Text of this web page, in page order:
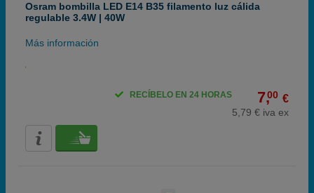
Osram bombilla LED E14 B35 filamento luz cálida
regulable 3.4W | 40W
Más información
7,00 €
5,79 € iva ex
RECÍBELO EN 24 HORAS